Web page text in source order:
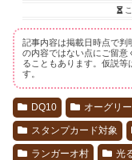
こ
記事内容は掲載日時点で判
の内容ではない点にご留意
ることもあります。仮説等
す。
DQ10 オーグリ
スタンプカード対象
ランガーオ村 光